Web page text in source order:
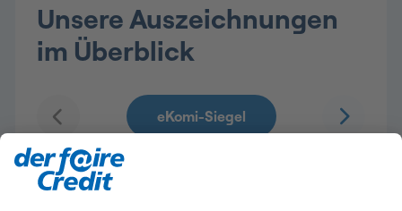
Unsere Auszeichnungen
im Überblick